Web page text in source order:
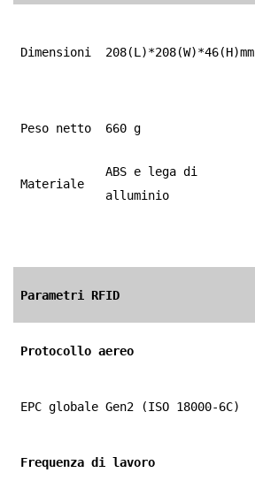
Dimensioni 208(L)*208(W)*46(H)mm
Peso netto 660 g
Materiale
ABS e lega di
alluminio
Parametri RFID
Protocollo aereo
EPC globale Gen2 (ISO 18000-6C)
Frequenza di lavoro